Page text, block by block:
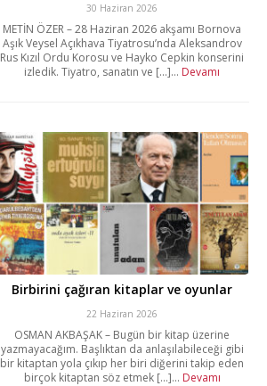
30 Haziran 2026
METİN ÖZER – 28 Haziran 2026 akşamı Bornova
Aşık Veysel Açıkhava Tiyatrosu’nda Aleksandrov
Rus Kızıl Ordu Korosu ve Hayko Cepkin konserini
izledik. Tiyatro, sanatın ve [...]... Devamı
Birbirini çağıran kitaplar ve oyunlar
22 Haziran 2026
OSMAN AKBAŞAK – Bugün bir kitap üzerine
yazmayacağım. Başlıktan da anlaşılabileceği gibi
bir kitaptan yola çıkıp her biri diğerini takip eden
birçok kitaptan söz etmek [...]... Devamı